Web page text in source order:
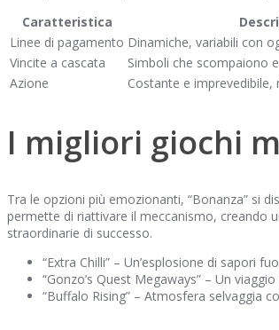
Caratteristica
Linee di pagamento Dinamiche, variabili con
Vincite a cascata
Simboli che scompaiono
Azione
Costante e imprevedibile,
I migliori giochi
Tra le opzioni più emozionanti, “Bonanza” si
permette di riattivare il meccanismo, creando
straordinarie di successo.
“Extra Chilli” – Un’esplosione di sapori
“Gonzo’s Quest Megaways” – Un
“Buffalo Rising” – Atmosfera selvaggia